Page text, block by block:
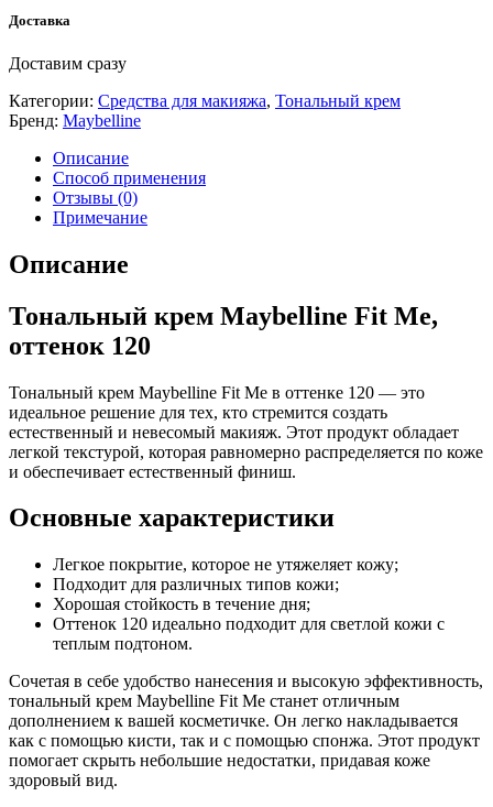
Доставка
Доставим сразу
Категории: Средства для макияжа, Тональный крем
Бренд: Maybelline
Описание
Способ применения
Отзывы (0)
Примечание
Описание
Тональный крем Maybelline Fit Me,
оттенок 120
Тональный крем Maybelline Fit Me в оттенке 120 — это
идеальное решение для тех, кто стремится создать
естественный и невесомый макияж. Этот продукт обладает
легкой текстурой, которая равномерно распределяется по коже
и обеспечивает естественный финиш.
Основные характеристики
Легкое покрытие, которое не утяжеляет кожу;
Подходит для различных типов кожи;
Хорошая стойкость в течение дня;
Оттенок 120 идеально подходит для светлой кожи с
теплым подтоном.
Сочетая в себе удобство нанесения и высокую эффективность,
тональный крем Maybelline Fit Me станет отличным
дополнением к вашей косметичке. Он легко накладывается
как с помощью кисти, так и с помощью спонжа. Этот продукт
помогает скрыть небольшие недостатки, придавая коже
здоровый вид.